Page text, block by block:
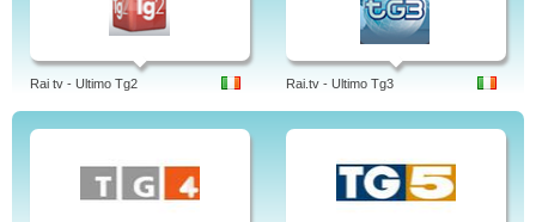
Rai tv - Ultimo Tg2 Rai.tv - Ultimo Tg3